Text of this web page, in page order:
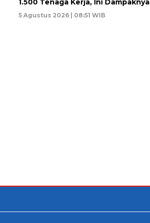
1.500 Tenaga Kerja, Ini Dampaknya
5 Agustus 2026 | 08:51 WIB